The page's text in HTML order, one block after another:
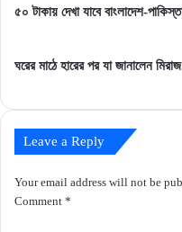
৫০ টাকায় দেখা যাবে বাংলাদেশ-
ঘরের মাঠে হারের পর যা জানালেন মিরাজ
Leave a Reply
Your email address will not be
Comment *